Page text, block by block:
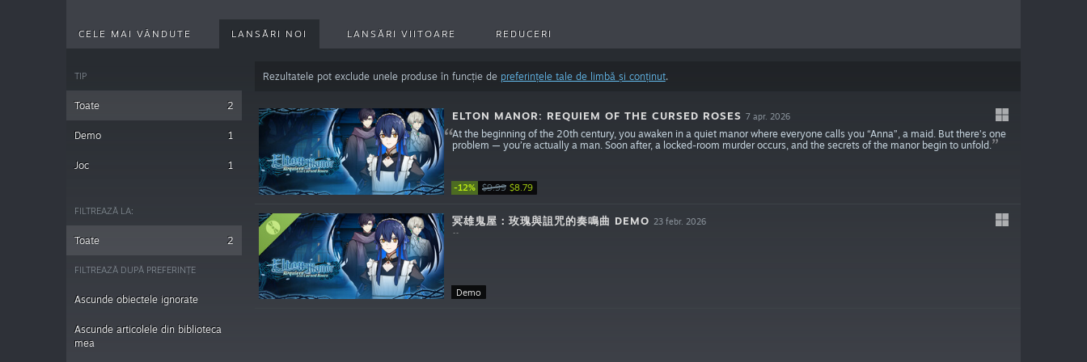
CELE MAI VÂNDUTE LANSĂRI NOI LANSĂRI VIITOARE REDUCERI
TIP
Toate 2
Demo 1
Joc 1
FILTREAZĂ LA:
Toate 2
FILTREAZĂ DUPĂ PREFERINȚE
Ascunde obiectele ignorate
Ascunde articolele din biblioteca
mea
Rezultatele pot exclude unele produse în funcție de preferințele tale de limbă și conținut.
-12% $9.99 $8.79
ELTON MANOR: REQUIEM OF THE CURSED ROSES 7 apr. 2026
At the beginning of the 20th century, you awaken in a quiet manor where everyone calls you “Anna”, a maid. But there’s one
problem — you’re actually a man. Soon after, a locked-room murder occurs, and the secrets of the manor begin to unfold.
Demo
冥雄鬼屋：玫瑰與詛咒的奏鳴曲 DEMO 23 febr. 2026